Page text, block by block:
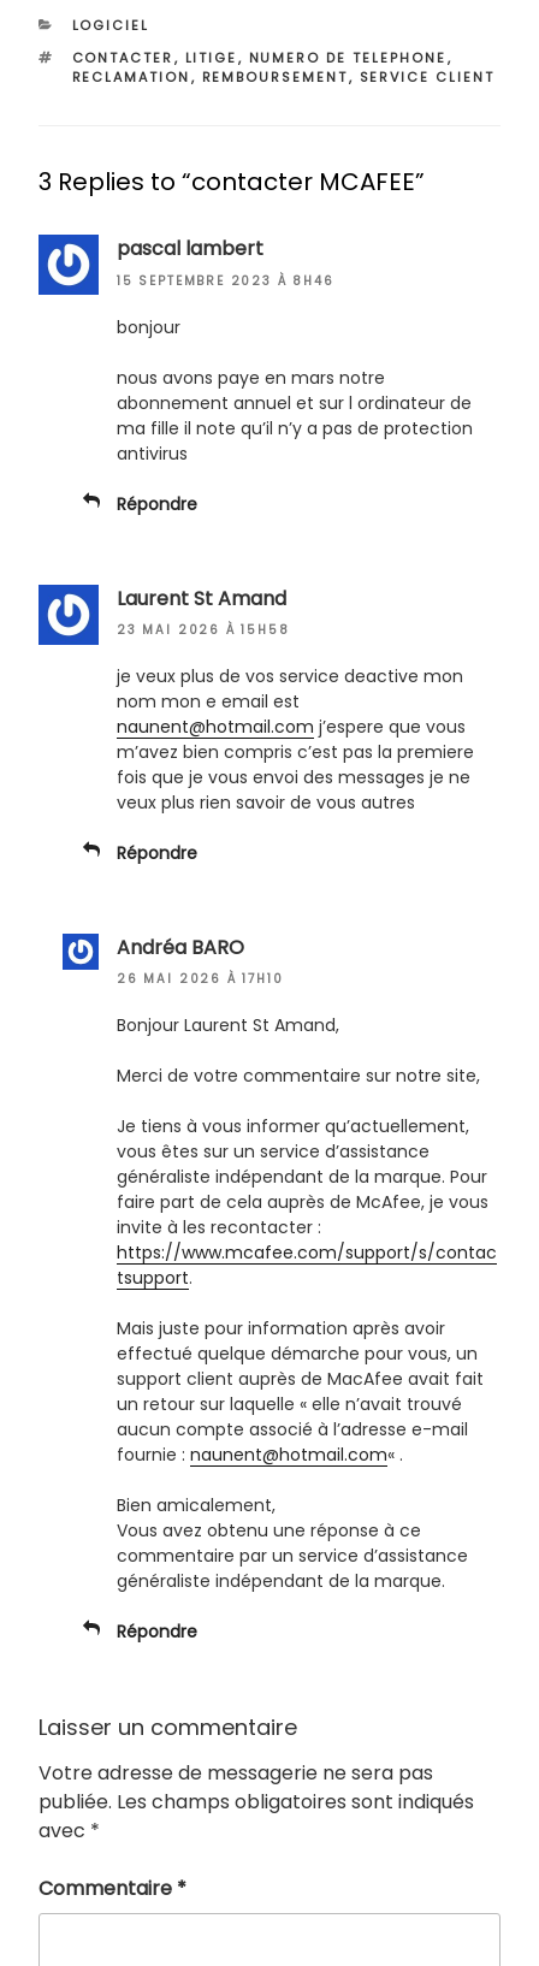
CATÉGORIES
LOGICIEL
ÉTIQUETTES
CONTACTER, LITIGE, NUMERO DE TELEPHONE,
RECLAMATION, REMBOURSEMENT, SERVICE CLIENT
3 Replies to “contacter MCAFEE”
pascal lambert
15 SEPTEMBRE 2023 À 8H46
bonjour
nous avons paye en mars notre
abonnement annuel et sur l ordinateur de
ma fille il note qu’il n’y a pas de protection
antivirus
Répondre
Laurent St Amand
23 MAI 2026 À 15H58
je veux plus de vos service deactive mon
nom mon e email est
naunent@hotmail.com j’espere que vous
m’avez bien compris c’est pas la premiere
fois que je vous envoi des messages je ne
veux plus rien savoir de vous autres
Répondre
Andréa BARO
26 MAI 2026 À 17H10
Bonjour Laurent St Amand,
Merci de votre commentaire sur notre site,
Je tiens à vous informer qu’actuellement,
vous êtes sur un service d’assistance
généraliste indépendant de la marque. Pour
faire part de cela auprès de McAfee, je vous
invite à les recontacter :
https://www.mcafee.com/support/s/contac
tsupport.
Mais juste pour information après avoir
effectué quelque démarche pour vous, un
support client auprès de MacAfee avait fait
un retour sur laquelle « elle n’avait trouvé
aucun compte associé à l’adresse e-mail
fournie : naunent@hotmail.com« .
Bien amicalement,
Vous avez obtenu une réponse à ce
commentaire par un service d’assistance
généraliste indépendant de la marque.
Répondre
Laisser un commentaire
Votre adresse de messagerie ne sera pas
publiée. Les champs obligatoires sont indiqués
avec *
Commentaire *